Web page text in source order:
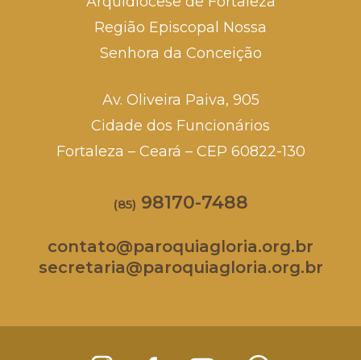
Região Episcopal Nossa
Senhora da Conceição
Av. Oliveira Paiva, 905
Cidade dos Funcionários
Fortaleza – Ceará – CEP 60822-130
(85) 98170-7488
contato@paroquiagloria.org.br
secretaria@paroquiagloria.org.br